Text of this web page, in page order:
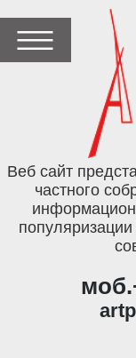
Веб сайт
частного
популяризации